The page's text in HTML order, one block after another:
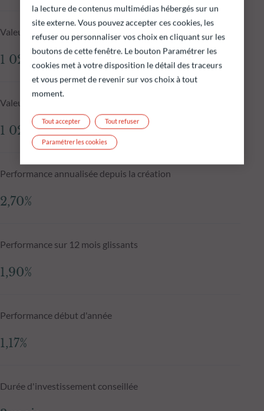
Valeur liquidative au 05.08.2026
1 029,12 €
Valeur liquidative J-1
1 029,02 €
Performance annualisée depuis la création
2,70%
Performance sur 12 mois glissants
1,90%
Performance début d'année
1,17%
Durée d'investissement conseillée
la lecture de contenus multimédias hébergés sur un
site externe. Vous pouvez accepter ces cookies, les
refuser ou personnaliser vos choix en cliquant sur les
boutons de cette fenêtre. Le bouton Paramétrer les
cookies met à votre disposition le détail des traceurs
et vous permet de revenir sur vos choix à tout
moment.
Tout refuser
Tout accepter
Paramétrer les cookies